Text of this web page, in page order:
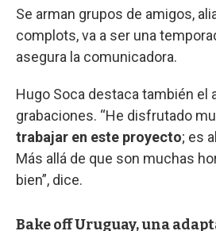
Se arman grupos de amigos,
complots, va a ser una
asegura la comunicadora.
Hugo Soca destaca también el
grabaciones. “He disfrutado
trabajar en este proyecto; es
Más allá de que son muchas
bien”, dice.
Bake off Uruguay, una